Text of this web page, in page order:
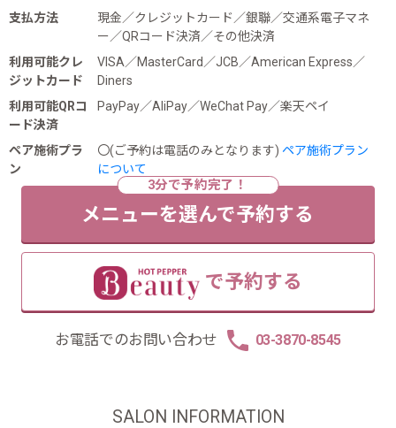
SALON INFORMATION
支払方法
現金／クレジットカード／銀聯／交通系電子マネ
ー／QRコード決済／その他決済
利用可能クレ
ジットカード
VISA／MasterCard／JCB／American Express／
Diners
利用可能QRコ
ード決済
PayPay／AliPay／WeChat Pay／楽天ペイ
ペア施術プラ
ン
〇(ご予約は電話のみとなります) ペア施術プラン
について
メニューを選んで予約する
で予約する
お電話でのお問い合わせ 03-3870-8545